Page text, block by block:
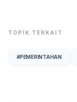
TOPIK TERKAIT
#PEMERINTAHAN